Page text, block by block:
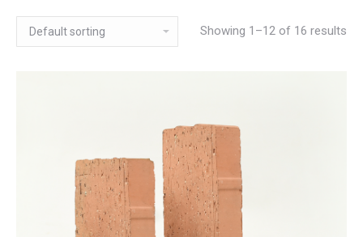
Showing 1–12 of 16 results